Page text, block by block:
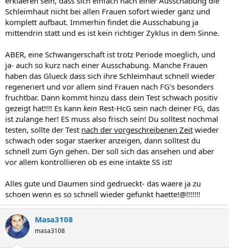
Schleimhaut nicht bei allen Frauen sofort wieder ganz und
komplett aufbaut. Immerhin findet die Ausschabung ja
mittendrin statt und es ist kein richtiger Zyklus in dem Sinne.
ABER, eine Schwangerschaft ist trotz Periode moeglich, und
ja- auch so kurz nach einer Ausschabung. Manche Frauen
haben das Glueck dass sich ihre Schleimhaut schnell wieder
regeneriert und vor allem sind Frauen nach FG's besonders
fruchtbar. Dann kommt hinzu dass dein Test schwach positiv
gezeigt hat!!!! Es kann kein Rest-HcG sein nach deiner FG, das
ist zulange her! ES muss also frisch sein! Du solltest nochmal
testen, sollte der Test nach der vorgeschreibenen Zeit wieder
schwach oder sogar staerker anzeigen, dann solltest du
schnell zum Gyn gehen. Der soll sich das ansehen und aber
vor allem kontrollieren ob es eine intakte SS ist!
Alles gute und Daumen sind gedrueckt- das waere ja zu
schoen wenn es so schnell wieder gefunkt haette!@!!!!!!!
Masa3108
masa3108